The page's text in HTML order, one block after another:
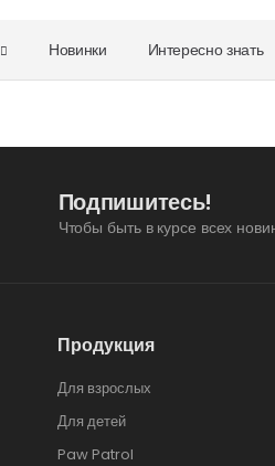
Новинки Интересно знать
Подпишитесь!
Чтобы быть в курсе всех
Продукция
Для взрослых
Для детей
Paw Patrol